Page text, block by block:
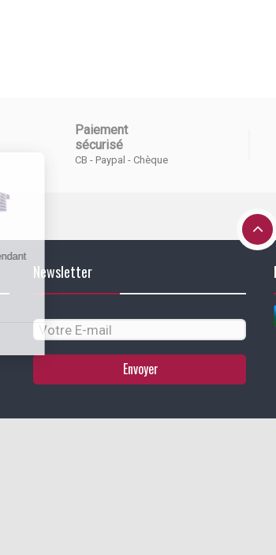
Paiement
sécurisé
CB - Paypal - Chèque
Newsletter
Envoyer
pendant
de confidentialité, en garantissant la